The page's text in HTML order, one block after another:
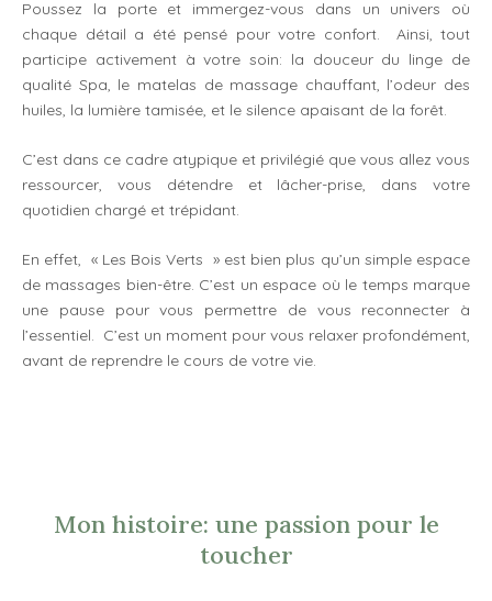
Poussez la porte et immergez-vous dans un univers où
chaque détail a été pensé pour votre confort. Ainsi, tout
participe activement à votre soin: la douceur du linge de
qualité Spa, le matelas de massage chauffant, l’odeur des
huiles, la lumière tamisée, et le silence apaisant de la forêt.
C’est dans ce cadre atypique et privilégié que vous allez vous
ressourcer, vous détendre et lâcher-prise, dans votre
quotidien chargé et trépidant.
En effet, « Les Bois Verts » est bien plus qu’un simple espace
de massages bien-être. C’est un espace où le temps marque
une pause pour vous permettre de vous reconnecter à
l’essentiel. C’est un moment pour vous relaxer profondément,
avant de reprendre le cours de votre vie.
Mon histoire: une passion pour le
toucher